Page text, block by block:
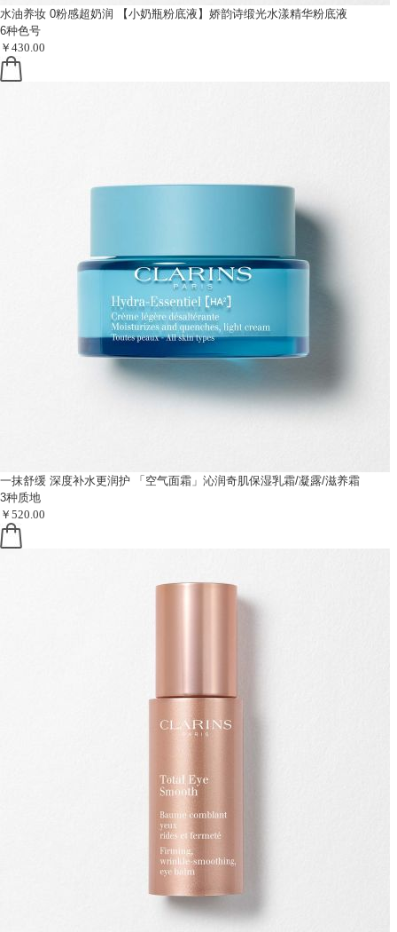
水油养妆 0粉感超奶润
【小奶瓶粉底液】娇韵诗缎光水漾精华粉底液
6种色号
￥430.00
一抹舒缓 深度补水更润护
「空气面霜」沁润奇肌保湿乳霜/凝露/滋养霜
3种质地
￥520.00